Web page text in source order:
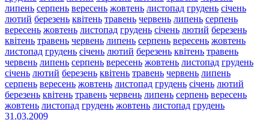
липень серпень вересень жовтень листопад грудень січень
лютий березень квітень травень червень липень серпень
вересень жовтень листопад грудень січень лютий березень
квітень травень червень липень серпень вересень жовтень
листопад грудень січень лютий березень квітень травень
червень липень серпень вересень жовтень листопад грудень
січень лютий березень квітень травень червень липень
серпень вересень жовтень листопад грудень січень лютий
березень квітень травень червень липень серпень вересень
жовтень листопад грудень жовтень листопад грудень
31.03.2009